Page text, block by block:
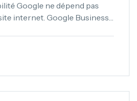
Google ne dépend pas
internet. Google Business
sa présence digitale.